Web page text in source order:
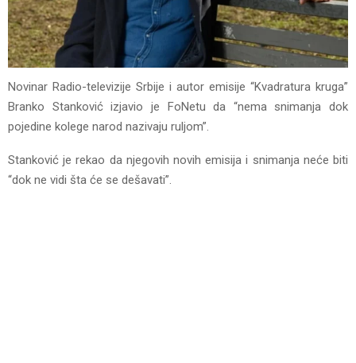
Novinar Radio-televizije Srbije i autor emisije “Kvadratura kruga”
Branko Stanković izjavio je FoNetu da “nema snimanja dok
pojedine kolege narod nazivaju ruljom”.
Stanković je rekao da njegovih novih emisija i snimanja neće biti
“dok ne vidi šta će se dešavati”.